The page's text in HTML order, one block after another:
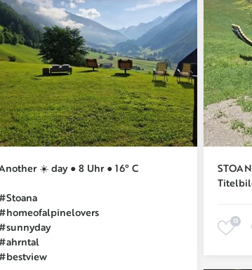
☀️ day ● 8 Uhr ● 16° C
13